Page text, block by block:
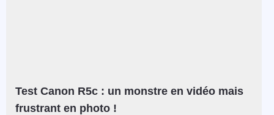
Test Canon R5c : un monstre en vidéo mais
frustrant en photo !